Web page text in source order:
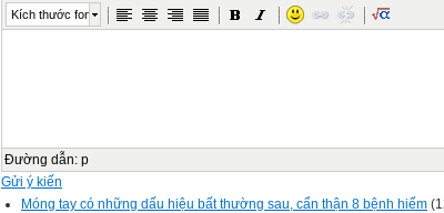
Kích thước font
Đường dẫn: p
Gửi ý kiến
Móng tay có những dấu hiệu bất thường sau, cẩn thận 8 bệnh hiểm